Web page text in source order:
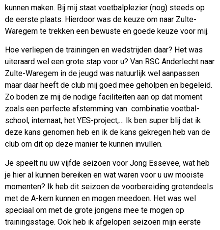
kunnen maken. Bij mij staat voetbalplezier (nog) steeds op
de eerste plaats. Hierdoor was de keuze om naar Zulte-
Waregem te trekken een bewuste en goede keuze voor mij.
Hoe verliepen de trainingen en wedstrijden daar? Het was
uiteraard wel een grote stap voor u? Van RSC Anderlecht naar
Zulte-Waregem in de jeugd was natuurlijk wel aanpassen
maar daar heeft de club mij goed mee geholpen en begeleid.
Zo boden ze mij de nodige faciliteiten aan op dat moment
zoals een perfecte afstemming van combinatie voetbal-
school, internaat, het YES-project,… Ik ben super blij dat ik
deze kans genomen heb en ik de kans gekregen heb van de
club om dit op deze manier te kunnen invullen.
Je speelt nu uw vijfde seizoen voor Jong Essevee, wat heb
je hier al kunnen bereiken en wat waren voor u uw mooiste
momenten? Ik heb dit seizoen de voorbereiding grotendeels
met de A-kern kunnen en mogen meedoen. Het was wel
speciaal om met de grote jongens mee te mogen op
trainingsstage. Ook heb ik afgelopen seizoen mijn eerste